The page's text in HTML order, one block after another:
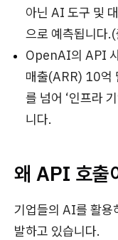
아닌 AI 도구 및
으로 예측됩니다
OpenAI의 API
매출(ARR) 10억
를 넘어 ‘인프라
니다.
왜 API 호출
기업들의 AI를 활용
발하고 있습니다.